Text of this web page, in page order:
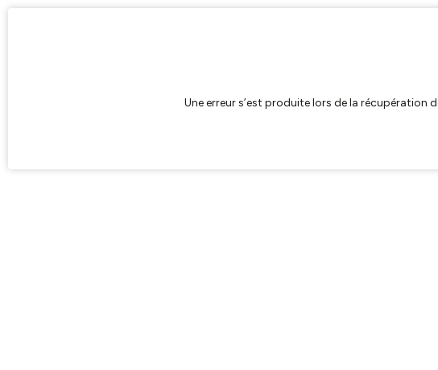
Une erreur s’est produite lors de la récupération